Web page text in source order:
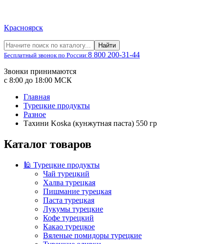
Красноярск
Найти
Бесплатный звонок по России:8 800 200-31-44
Звонки принимаются
с 8:00 до 18:00 МСК
Главная
Турецкие продукты
Разное
Тахини Koska (кунжутная паста) 550 гр
Каталог товаров
🕌 Турецкие продукты
Чай турецкий
Халва турецкая
Пишмание турецкая
Паста турецкая
Лукумы турецкие
Кофе турецкий
Какао турецкое
Вяленые помидоры турецкие